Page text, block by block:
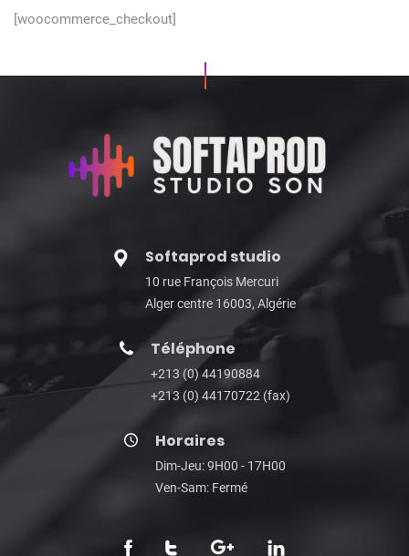
[woocommerce_checkout]
Softaprod studio
10 rue François Mercuri
Alger centre 16003, Algérie
Téléphone
+213 (0) 44190884
+213 (0) 44170722 (fax)
Horaires
Dim-Jeu: 9H00 - 17H00
Ven-Sam: Fermé